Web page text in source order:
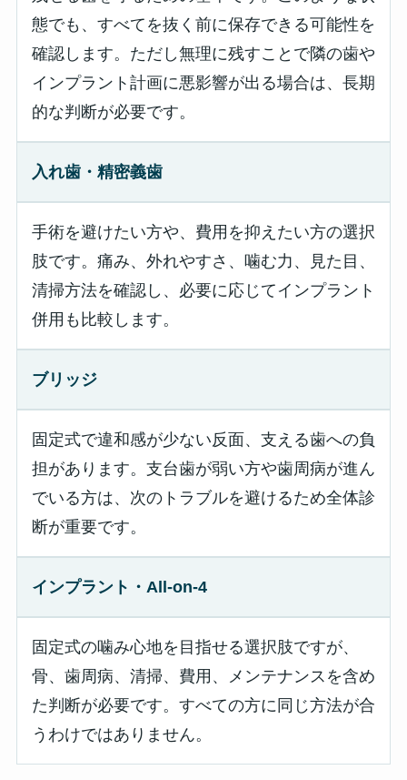
態でも、すべてを抜く前に保存できる可能性を
確認します。ただし無理に残すことで隣の歯や
インプラント計画に悪影響が出る場合は、長期
的な判断が必要です。
入れ歯・精密義歯
手術を避けたい方や、費用を抑えたい方の選択
肢です。痛み、外れやすさ、噛む力、見た目、
清掃方法を確認し、必要に応じてインプラント
併用も比較します。
ブリッジ
固定式で違和感が少ない反面、支える歯への負
担があります。支台歯が弱い方や歯周病が進ん
でいる方は、次のトラブルを避けるため全体診
断が重要です。
インプラント・All-on-4
固定式の噛み心地を目指せる選択肢ですが、
骨、歯周病、清掃、費用、メンテナンスを含め
た判断が必要です。すべての方に同じ方法が合
うわけではありません。